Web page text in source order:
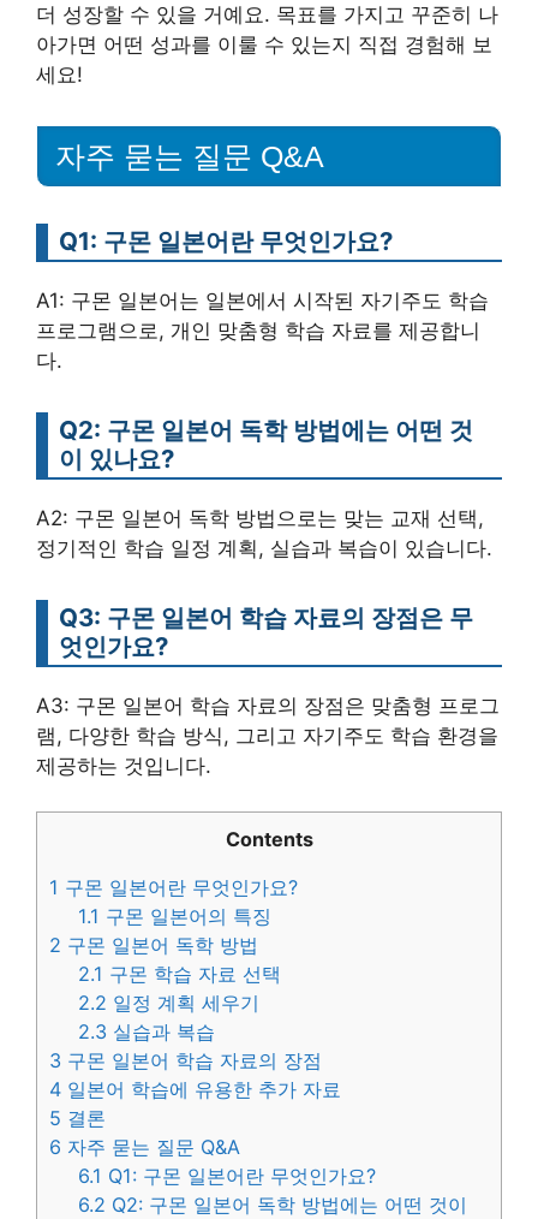
더 성장할 수 있을 거예요. 목표를 가지고 꾸준히 나
아가면 어떤 성과를 이룰 수 있는지 직접 경험해 보
세요!
자주 묻는 질문 Q&A
Q1: 구몬 일본어란 무엇인가요?
A1: 구몬 일본어는 일본에서 시작된 자기주도 학습
프로그램으로, 개인 맞춤형 학습 자료를 제공합니
다.
Q2: 구몬 일본어 독학 방법에는 어떤 것
이 있나요?
A2: 구몬 일본어 독학 방법으로는 맞는 교재 선택,
정기적인 학습 일정 계획, 실습과 복습이 있습니다.
Q3: 구몬 일본어 학습 자료의 장점은 무
엇인가요?
A3: 구몬 일본어 학습 자료의 장점은 맞춤형 프로그
램, 다양한 학습 방식, 그리고 자기주도 학습 환경을
제공하는 것입니다.
Contents
1 구몬 일본어란 무엇인가요?
1.1 구몬 일본어의 특징
2 구몬 일본어 독학 방법
2.1 구몬 학습 자료 선택
2.2 일정 계획 세우기
2.3 실습과 복습
3 구몬 일본어 학습 자료의 장점
4 일본어 학습에 유용한 추가 자료
5 결론
6 자주 묻는 질문 Q&A
6.1 Q1: 구몬 일본어란 무엇인가요?
6.2 Q2: 구몬 일본어 독학 방법에는 어떤 것이